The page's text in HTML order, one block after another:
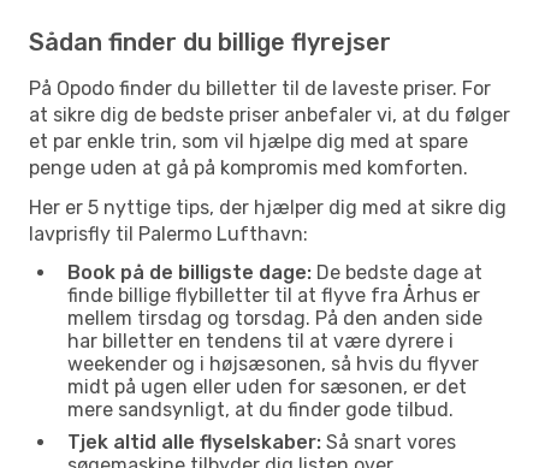
Sådan finder du billige flyrejser
På Opodo finder du billetter til de laveste priser. For
at sikre dig de bedste priser anbefaler vi, at du følger
et par enkle trin, som vil hjælpe dig med at spare
penge uden at gå på kompromis med komforten.
Her er 5 nyttige tips, der hjælper dig med at sikre dig
lavprisfly til Palermo Lufthavn:
Book på de billigste dage: De bedste dage at
finde billige flybilletter til at flyve fra Århus er
mellem tirsdag og torsdag. På den anden side
har billetter en tendens til at være dyrere i
weekender og i højsæsonen, så hvis du flyver
midt på ugen eller uden for sæsonen, er det
mere sandsynligt, at du finder gode tilbud.
Tjek altid alle flyselskaber: Så snart vores